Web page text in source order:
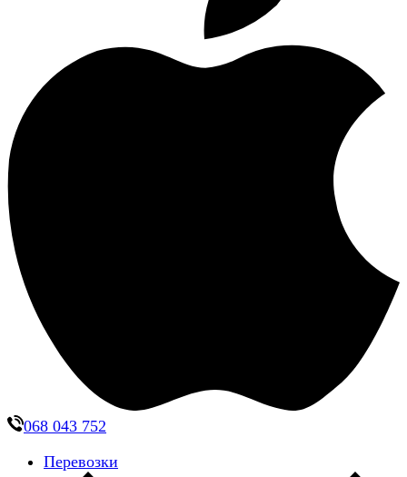
068 043 752
Перевозки